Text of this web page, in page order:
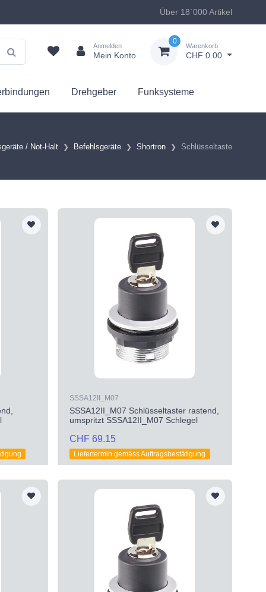
Über 18`000 Artikel
Anmelden
Mein Konto
0
Warenkorb
CHF 0.00
Drehgeber Funksysteme
/ Not-Halt Befehlsgeräte Shortron Schlüsseltaste
SSSA12II_M07
SSSA12II_M07 Schlüsseltaster rastend,
umspritzt SSSA12II_M07 Schlegel
CHF 69.15
Liefertermin gemäss Auftragsbestätigung